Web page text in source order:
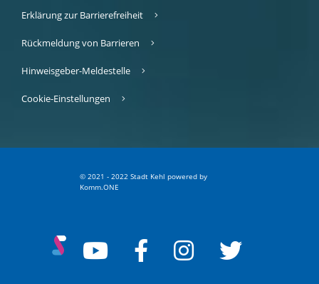
Erklärung zur Barrierefreiheit
Rückmeldung von Barrieren
Hinweisgeber-Meldestelle
Cookie-Einstellungen
© 2021 - 2022 Stadt Kehl powered by
Komm.ONE